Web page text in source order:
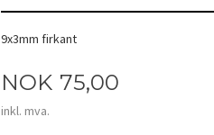
9x3mm firkant
Pris
NOK 75,00
inkl. mva.